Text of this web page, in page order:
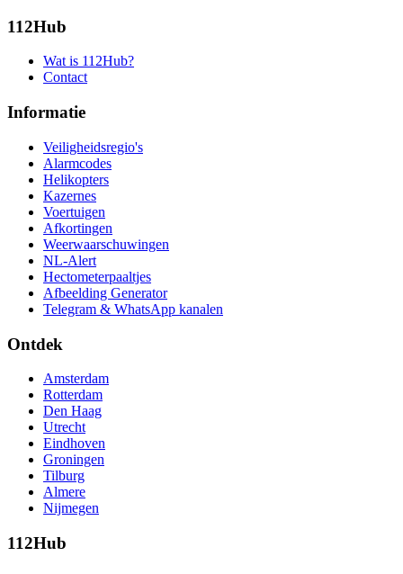
112Hub
Wat is 112Hub?
Contact
Informatie
Veiligheidsregio's
Alarmcodes
Helikopters
Kazernes
Voertuigen
Afkortingen
Weerwaarschuwingen
NL-Alert
Hectometerpaaltjes
Afbeelding Generator
Telegram & WhatsApp kanalen
Ontdek
Amsterdam
Rotterdam
Den Haag
Utrecht
Eindhoven
Groningen
Tilburg
Almere
Nijmegen
112Hub